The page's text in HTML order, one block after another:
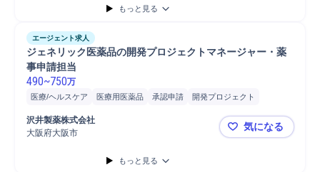
もっと見る
エージェント求人
ジェネリック医薬品の開発プロジェクトマネージャー・薬
事申請担当
490~750万
医療/ヘルスケア 医療用医薬品 承認申請
開発プロジェクト
ジェネリック医薬品
国内薬事規制調査
沢井製薬株式会社
大阪府大阪市
ジェネリッ
気になる
もっと見る